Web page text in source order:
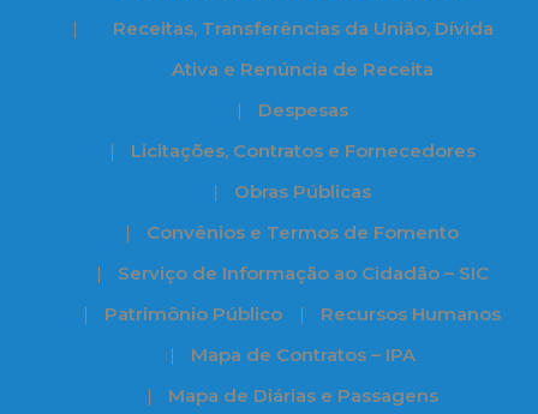
Receitas, Transferências da União, Dívida
Ativa e Renúncia de Receita
Despesas
Licitações, Contratos e Fornecedores
Obras Públicas
Convênios e Termos de Fomento
Serviço de Informação ao Cidadão – SIC
Patrimônio Público
Recursos Humanos
Mapa de Contratos – IPA
Mapa de Diárias e Passagens